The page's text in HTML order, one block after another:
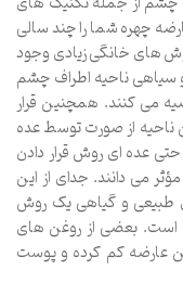
چهره شما را چند سالی
های خانگی زیادی وجود
و سیاهی ناحیه اطراف چشم
می کنند. همچنین قرار
ناحیه از صورت توسط عده
عده ای روش قرار دادن
می دانند. جدای از این
طبیعی و گیاهی یک روش
است. بعضی از روغن های
عارضه کم کرده و پوست